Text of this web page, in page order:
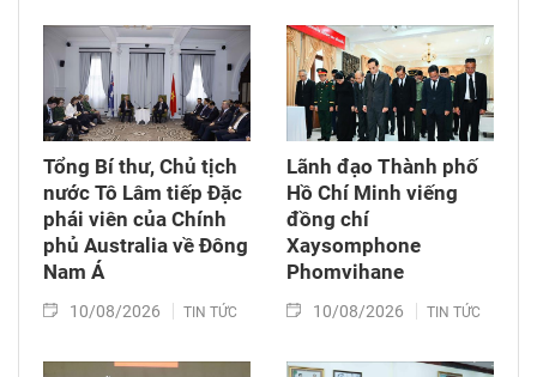
Tổng Công ty hàng không Việt Nam (Vietnam
Airlines).
Tổng Bí thư, Chủ tịch
nước Tô Lâm tiếp Đặc
phái viên của Chính
phủ Australia về Đông
Nam Á
10/08/2026 TIN TỨC
Lãnh đạo Thành phố
Hồ Chí Minh viếng
đồng chí
Xaysomphone
Phomvihane
10/08/2026 TIN TỨC